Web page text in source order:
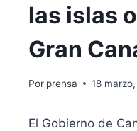
las islas
Gran
Por prensa 18
El Gobierno de